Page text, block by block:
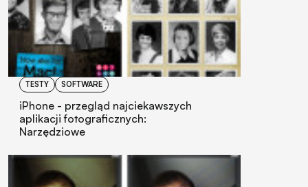
TESTY SOFTWARE
iPhone - przegląd najciekawszych
aplikacji fotograficznych:
Narzędziowe